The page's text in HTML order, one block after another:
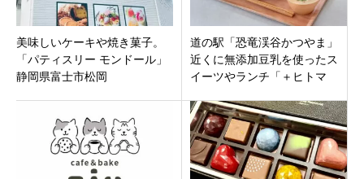
美味しいケーキや焼き菓子。
「パティスリー モンドール」
静岡県富士市松岡
道の駅「恐竜渓谷かつやま」
近くに無添加豆乳を使ったス
イーツやランチ「＋ヒトマ
オープン！